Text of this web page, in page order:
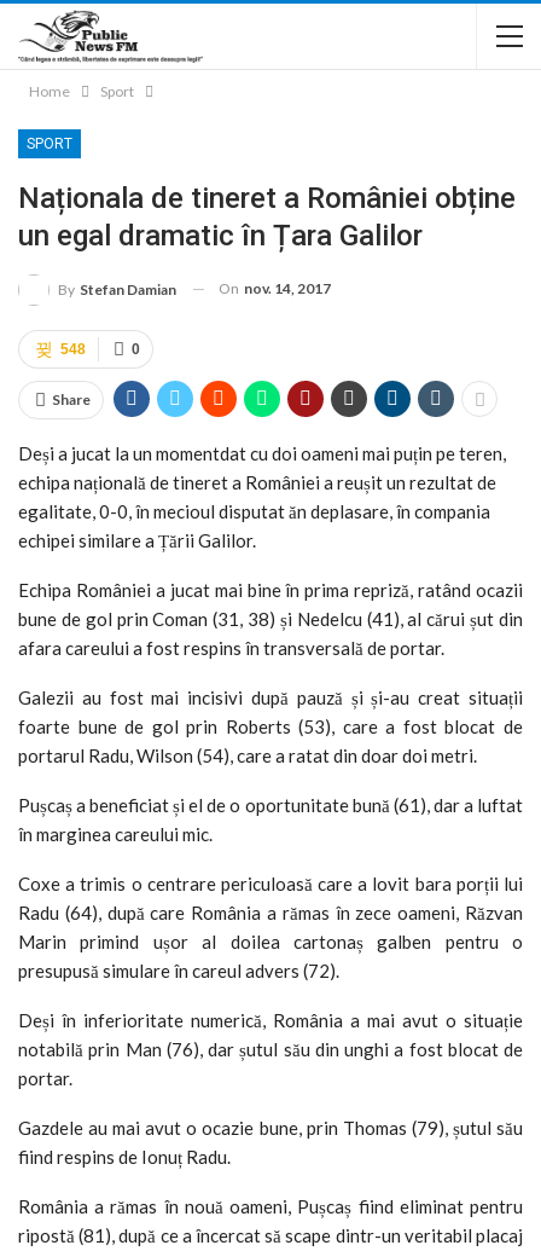
Home Sport
SPORT
Naționala de tineret a României obține
un egal dramatic în Țara Galilor
By Stefan Damian On nov. 14, 2017
0
548
Share
Deși a jucat la un momentdat cu doi oameni mai puțin pe teren,
echipa națională de tineret a României a reușit un rezultat de
egalitate, 0-0, în mecioul disputat ăn deplasare, în compania
echipei similare a Țării Galilor.
Echipa României a jucat mai bine în prima repriză, ratând ocazii
bune de gol prin Coman (31, 38) și Nedelcu (41), al cărui șut din
afara careului a fost respins în transversală de portar.
Galezii au fost mai incisivi după pauză și și-au creat situații
foarte bune de gol prin Roberts (53), care a fost blocat de
portarul Radu, Wilson (54), care a ratat din doar doi metri.
Pușcaș a beneficiat și el de o oportunitate bună (61), dar a luftat
în marginea careului mic.
Coxe a trimis o centrare periculoasă care a lovit bara porții lui
Radu (64), după care România a rămas în zece oameni, Răzvan
Marin primind ușor al doilea cartonaș galben pentru o
presupusă simulare în careul advers (72).
Deși în inferioritate numerică, România a mai avut o situație
notabilă prin Man (76), dar șutul său din unghi a fost blocat de
portar.
Gazdele au mai avut o ocazie bune, prin Thomas (79), șutul său
fiind respins de Ionuț Radu.
România a rămas în nouă oameni, Pușcaș fiind eliminat pentru
ripostă (81), după ce a încercat să scape dintr-un veritabil placaj